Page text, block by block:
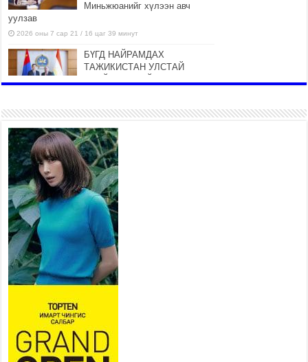
Миньжюанийг хүлээн авч
уулзав
2026 оны 7 сар 21 / 16 цаг 39 минут
БҮГД НАЙРАМДАХ
ТАЖИКИСТАН УЛСТАЙ
26,992 суралцагч хотхоны бага
сургуульд, 8100 суралцагч
төрөлжсөн ахлах сургуульд
суралцана
2026 оны 7 сар 21 / 13 цаг 43 минут
COP17 хурлын үеэрх замын
хөдөлгөөн, нийтийн тээврийн
зохицуулалт, сургууль,
цэцэрлэг, зах, худалдааны
төвийн ажиллах хуваарийг гаргаж, иргэдэд
мэдээлэхийг үүрэг болголоо
2026 оны 7 сар 21 / 11 цаг 59 минут
Гэр бүлийн хэрэг шүүхэд хянан шийдвэрлэх
тухай хуулиар хүүхдийн дээд ашиг сонирхлыг
нэн тэргүүнд хангахыг баталгаажууллаа
2026 оны 7 сар 21 / 11 цаг 42 минут